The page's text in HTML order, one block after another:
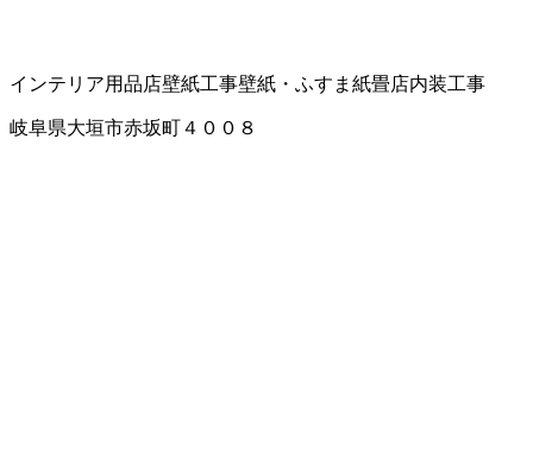
インテリア用品店壁紙工事壁紙・ふすま紙畳店内装工事
岐阜県大垣市赤坂町４００８